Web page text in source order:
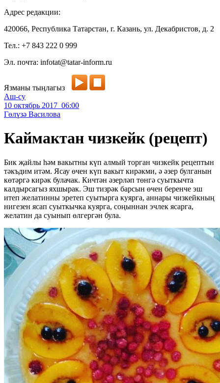
Адрес редакции:
420066, Республика Татарстан, г. Казань, ул. Декабристов, д. 2
Тел.: +7 843 222 0 999
Эл. почта: infotat@tatar-inform.ru
Язманы тыңлагыз
Аш-су
10 октябрь 2017 06:00
Гөлүзә Василова
Каймактан чизкейк (рецепт)
Бик җайлы һәм вакытны күп алмый торган чизкейк рецептын
тәкъдим итәм. Ясау өчен күп вакыт кирәкми, ә әзер булганын
көтәргә кирәк булачак. Кичтән әзерләп төнгә суыткычта
калдырсагыз яхшырак. Эш тизрәк барсын өчен беренче эш
итеп желатинны эретеп суытырга куярга, аннары чизкейкның
нигезен ясап суыткычка куярга, соңыннан эчлек ясарга,
желатин да суынып өлгергән була.